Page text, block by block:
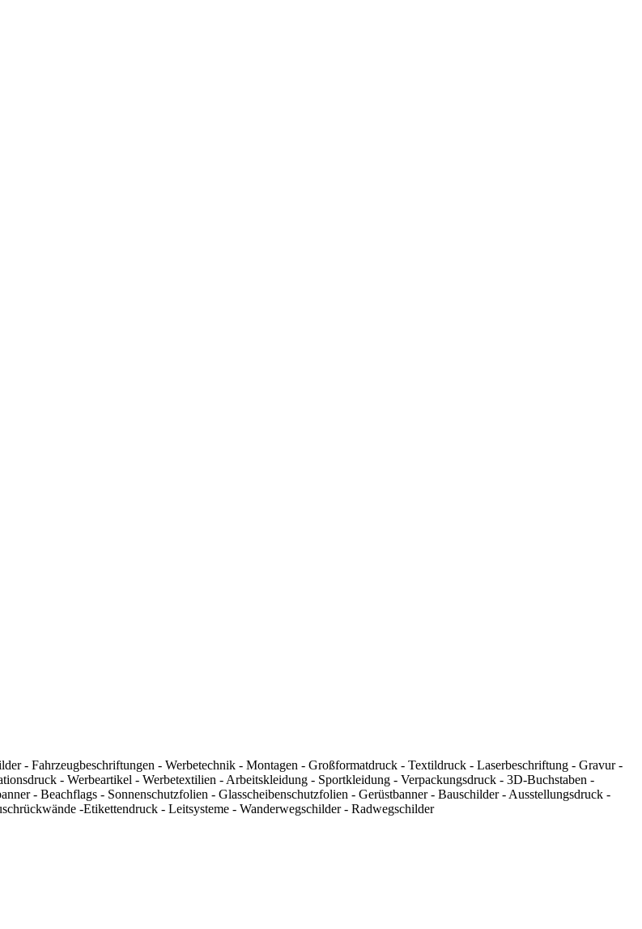
- Fahrzeugbeschriftungen - Werbetechnik - Montagen - Großformatdruck - Textildruck - Laserbeschriftung - Gravur -
- Werbeartikel - Werbetextilien - Arbeitskleidung - Sportkleidung - Verpackungsdruck - 3D-Buchstaben -
- Beachflags - Sonnenschutzfolien - Glasscheibenschutzfolien - Gerüstbanner - Bauschilder - Ausstellungsdruck -
-Etikettendruck - Leitsysteme - Wanderwegschilder - Radwegschilder